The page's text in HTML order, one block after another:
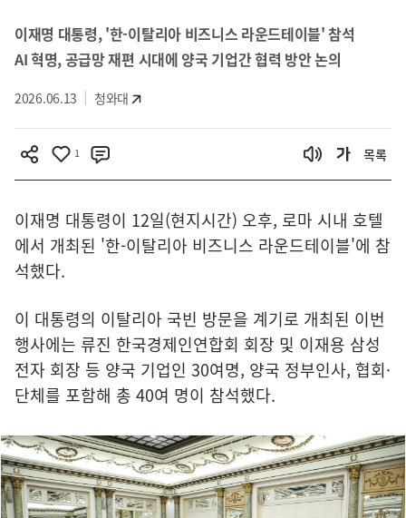
이재명 대통령, '한-이탈리아 비즈니스 라운드테이블' 참석
AI 혁명, 공급망 재편 시대에 양국 기업간 협력 방안 논의
2026.06.13 청와대
1 목록
이재명 대통령이 12일(현지시간) 오후, 로마 시내 호텔
에서 개최된 '한-이탈리아 비즈니스 라운드테이블'에 참
석했다.
이 대통령의 이탈리아 국빈 방문을 계기로 개최된 이번
행사에는 류진 한국경제인연합회 회장 및 이재용 삼성
전자 회장 등 양국 기업인 30여명, 양국 정부인사, 협회·
단체를 포함해 총 40여 명이 참석했다.